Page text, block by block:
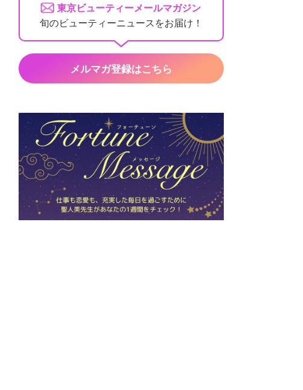
東京ビューティーメールマガジン
旬のビューティーニュースをお届け！
メルマガ登録はこちら